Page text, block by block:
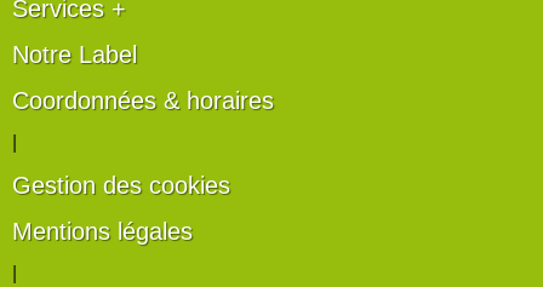
Services +
Notre Label
Coordonnées & horaires
Gestion des cookies
Mentions légales